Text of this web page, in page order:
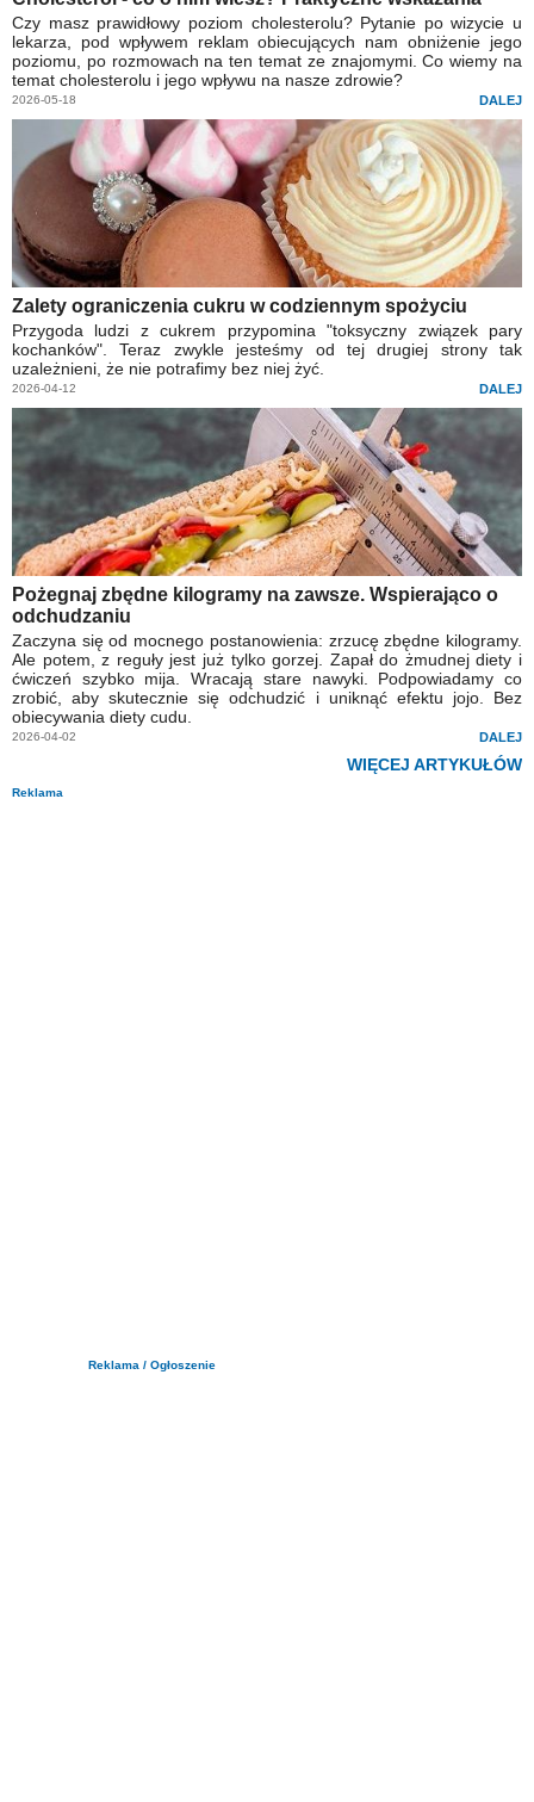
Czy masz prawidłowy poziom cholesterolu? Pytanie po wizycie u
lekarza, pod wpływem reklam obiecujących nam obniżenie jego
poziomu, po rozmowach na ten temat ze znajomymi. Co wiemy na
temat cholesterolu i jego wpływu na nasze zdrowie?
2026-05-18 DALEJ
Zalety ograniczenia cukru w codziennym spożyciu
Przygoda ludzi z cukrem przypomina "toksyczny związek pary
kochanków". Teraz zwykle jesteśmy od tej drugiej strony tak
uzależnieni, że nie potrafimy bez niej żyć.
2026-04-12 DALEJ
Pożegnaj zbędne kilogramy na zawsze. Wspierająco o
odchudzaniu
Zaczyna się od mocnego postanowienia: zrzucę zbędne kilogramy.
Ale potem, z reguły jest już tylko gorzej. Zapał do żmudnej diety i
ćwiczeń szybko mija. Wracają stare nawyki. Podpowiadamy co
zrobić, aby skutecznie się odchudzić i uniknąć efektu jojo. Bez
obiecywania diety cudu.
2026-04-02 DALEJ
WIĘCEJ ARTYKUŁÓW
Reklama
Reklama / Ogłoszenie